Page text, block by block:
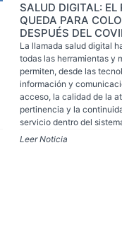
SALUD DIGITAL: EL
QUEDA PARA
DESPUÉS DEL
La llamada salud digital
todas las herramientas y
permiten, desde las
información y
acceso, la calidad de la
pertinencia y la
servicio dentro del
Leer Noticia